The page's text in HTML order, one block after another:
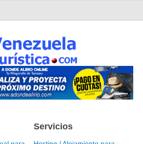
Venezuela
Los Roques
Pittier y Choroní
Servicios